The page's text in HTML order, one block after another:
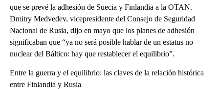
que se prevé la adhesión de Suecia y Finlandia a la OTAN.
Dmitry Medvedev, vicepresidente del Consejo de Seguridad
Nacional de Rusia, dijo en mayo que los planes de adhesión
significaban que “ya no será posible hablar de un estatus no
nuclear del Báltico: hay que restablecer el equilibrio”.
Entre la guerra y el equilibrio: las claves de la relación histórica
entre Finlandia y Rusia